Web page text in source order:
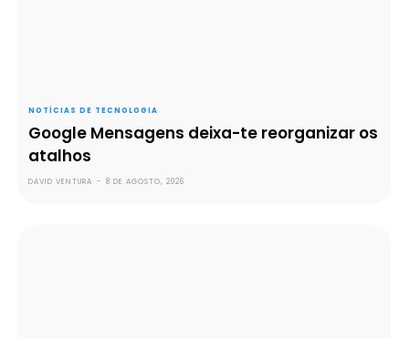
NOTÍCIAS DE TECNOLOGIA
Google Mensagens deixa-te reorganizar os
atalhos
DAVID VENTURA - 8 DE AGOSTO, 2026